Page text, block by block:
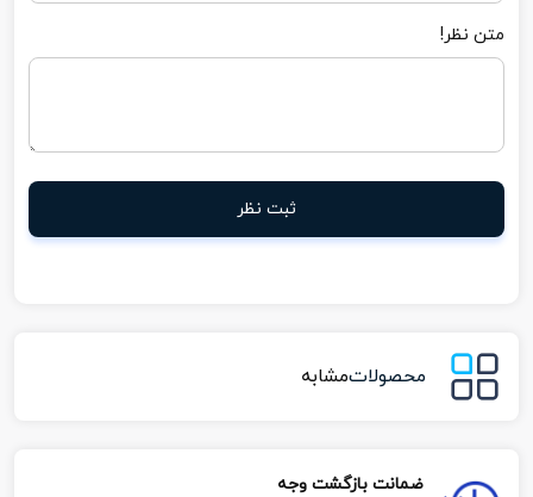
متن نظر!
ثبت نظر
محصولاتمشابه
ضمانت بازگشت وجه